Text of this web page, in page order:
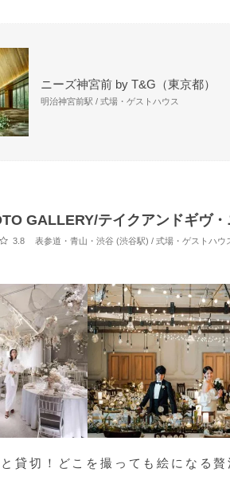
ニーズ神宮前 by T&G（東京都）
明治神宮前駅 / 式場・ゲストハウス
GALLERY/テイクアンドギヴ
口コミ評価
3.8 表参道・青山・渋谷 (渋谷駅) / 式場・ゲストハウ
貸切！どこを撮っても絵になる贅